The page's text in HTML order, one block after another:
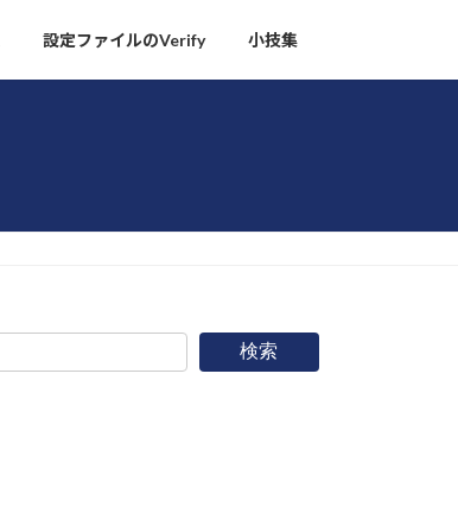
設定ファイルのVerify 小技集
検索